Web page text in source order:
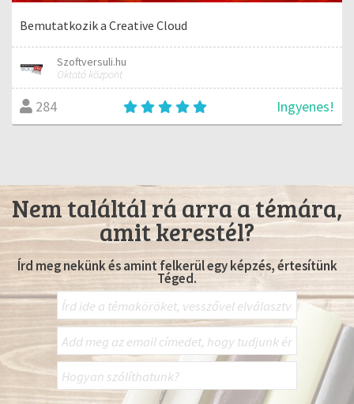
Bemutatkozik a Creative Cloud
Szoftversuli.hu
Oktató központ
284 Ingyenes!
Nem találtál rá arra a témára,
amit kerestél?
Írd meg nekünk és amint felkerül egy képzés, értesítünk
Téged.